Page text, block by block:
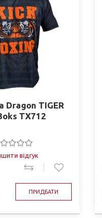
Dragon TIGER
TX712
відгук
ПРИДБАТИ